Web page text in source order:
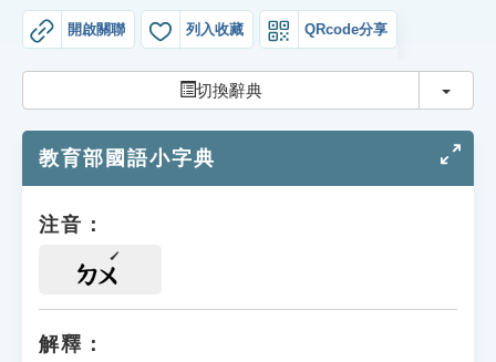
教學應用
貓頭鷹博士
開啟關聯 列入收藏 QRcode分享
切換辭典 切換
教育部國語小字典
注音：
ㄉㄨ
解釋：